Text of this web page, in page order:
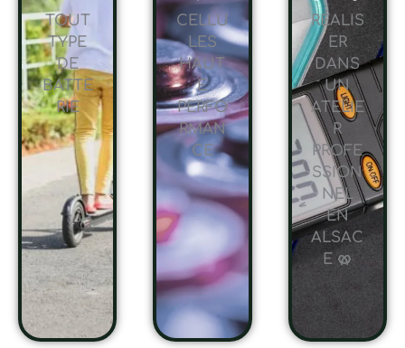
TOUT
TYPE
DE
BATTE
RIE
CELLU
LES
HAUT
E
PERFO
RMAN
CE
RÉALIS
ER
DANS
UN
ATELIE
R
PROFE
SSION
NEL
EN
ALSAC
E 🥨